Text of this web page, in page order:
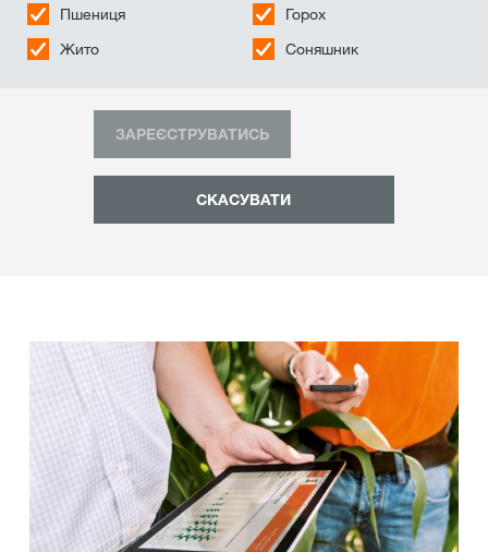
Пшениця
Жито
Горох
Соняшник
СКАСУВАТИ
ЗАРЕЄСТРУВАТИСЬ